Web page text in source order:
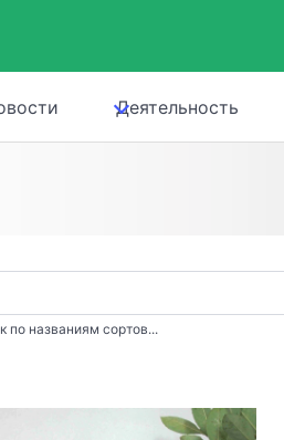
Деятельность
по названиям сортов...